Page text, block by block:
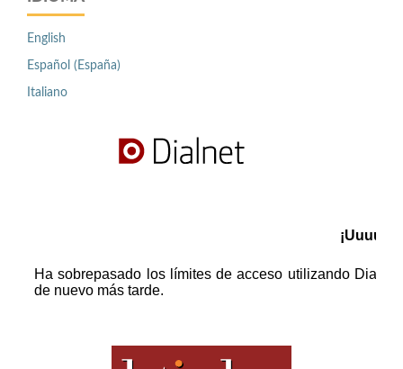
English
Español (España)
Italiano